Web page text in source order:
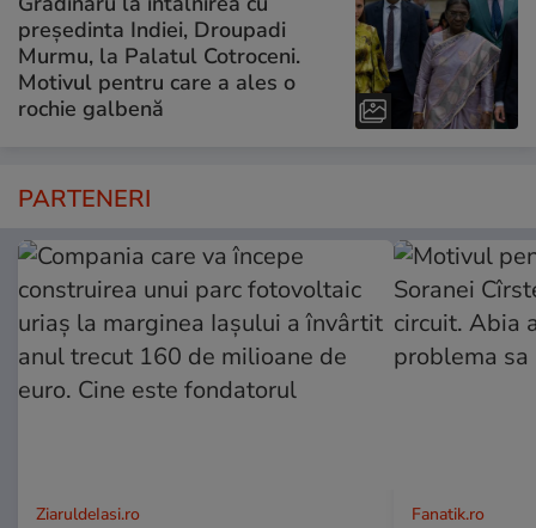
președinta Indiei, Droupadi
Murmu, la Palatul Cotroceni.
Motivul pentru care a ales o
rochie galbenă
PARTENERI
ZiaruldeIasi.ro Fanatik.ro